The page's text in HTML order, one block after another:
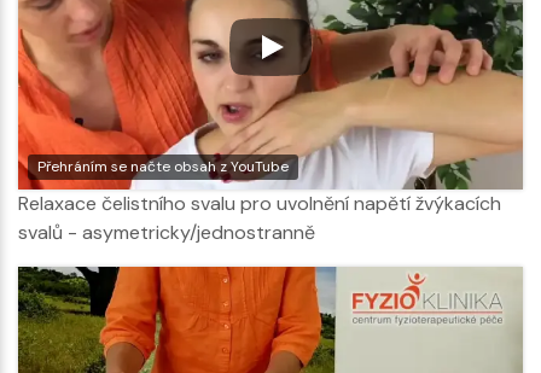
Přehráním se načte obsah z YouTube
Relaxace čelistního svalu pro uvolnění napětí žvýkacích
svalů - asymetricky/jednostranně